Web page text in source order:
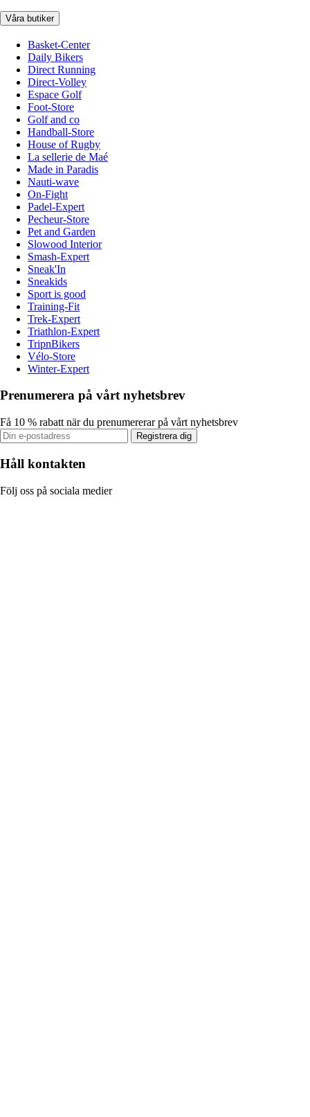
Våra butiker
Basket-Center
Daily Bikers
Direct Running
Direct-Volley
Espace Golf
Foot-Store
Golf and co
Handball-Store
House of Rugby
La sellerie de Maé
Made in Paradis
Nauti-wave
On-Fight
Padel-Expert
Pecheur-Store
Pet and Garden
Slowood Interior
Smash-Expert
Sneak'In
Sneakids
Sport is good
Training-Fit
Trek-Expert
Triathlon-Expert
TripnBikers
Vélo-Store
Winter-Expert
Prenumerera på vårt nyhetsbrev
Få 10 % rabatt när du prenumererar på vårt nyhetsbrev
Registrera dig
Håll kontakten
Följ oss på sociala medier